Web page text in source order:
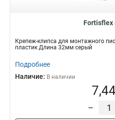
Fortisflex
Крепеж-клипса для монтажного
пластик Длина 32мм серый
Подробнее
Наличие: В наличии
–